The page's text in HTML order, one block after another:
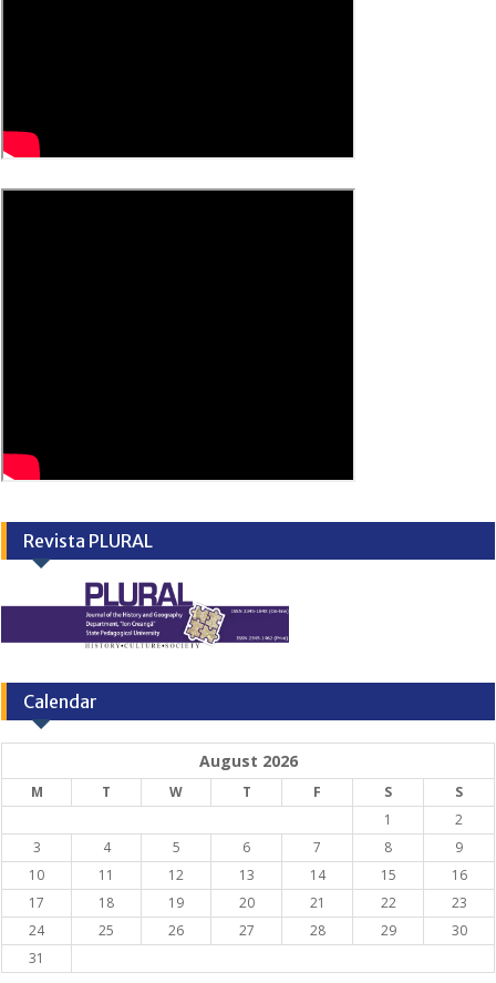
Revista PLURAL
Calendar
August 2026
M T W T F S
S
1
2
3
4 5 6 7 8
9
10
11 12 13 14 15
16
17
18 19 20 21 22
23
24
25 26 27 28 29
30
31